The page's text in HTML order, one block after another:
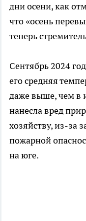
дни осени, как
что «осень
теперь
Сентябрь 2024
его средняя
даже выше, чем в
нанесла вред
хозяйству, из-за
пожарной
на юге.